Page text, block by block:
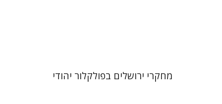
מחקרי ירושלים בפולקלור יהודי